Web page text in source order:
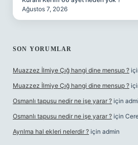
Ağustos 7, 2026
SON YORUMLAR
Muazzez İlmiye Çığ hangi dine mensup ?
Muazzez İlmiye Çığ hangi dine mensup ?
Osmanlı tapusu nedir ne işe yarar ? için
Osmanlı tapusu nedir ne işe yarar ? için
Ayrılma hal ekleri nelerdir ? için admin